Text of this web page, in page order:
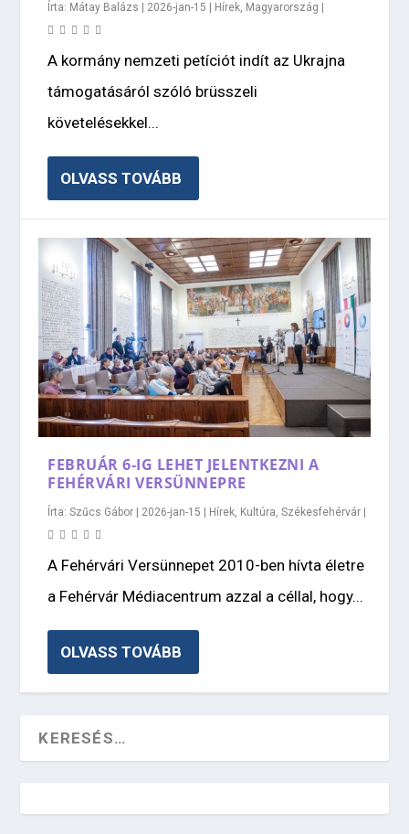
Írta: Mátay Balázs 2026-jan-15 Hírek, Magyarország
A kormány nemzeti petíciót indít az Ukrajna
támogatásáról szóló brüsszeli
követelésekkel...
OLVASS TOVÁBB
FEBRUÁR 6-IG LEHET JELENTKEZNI A
FEHÉRVÁRI VERSÜNNEPRE
Írta:Szűcs Gábor 2026-jan-15 Hírek, Kultúra,Székesfehérvár
A Fehérvári Versünnepet 2010-ben hívta életre
a Fehérvár Médiacentrum azzal a céllal, hogy...
OLVASS TOVÁBB